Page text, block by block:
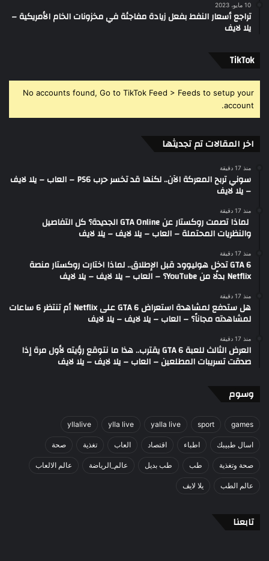
10 مايو، 2023
تراجع أسعار النفط بفعل زيادة مفاجئة في مخزونات الخام الأمريكية –
يلا لايف
‫TikTok
No accounts found, Go to TikTok Feed > Feeds to setup your
account.
اخر المقالات تم تجديثها
منذ 17 دقيقة
سوني تربح المعركة الآن.. لكنها قد تخسر حرب PS6 – العاب – يلا لايف
– يلا لايف
منذ 17 دقيقة
لماذا تصمت روكستار عن GTA Online الجديدة؟ كل التفاصيل
والنظريات المحتملة – العاب – يلا لايف – يلا لايف
منذ 17 دقيقة
GTA 6 تدخل هوليوود قبل الإطلاق.. لماذا اختارت روكستار منصة
Netflix بدلًا من YouTube؟ – العاب – يلا لايف – يلا لايف
منذ 17 دقيقة
هل ستدفع لمشاهدة استعراض GTA 6 على Netflix أم تنتظر 6 ساعات
لمشاهدته مجاناً؟ – العاب – يلا لايف – يلا لايف
منذ 17 دقيقة
العرض الثالث للعبة GTA 6 يقترب.. هذا ما نتوقع رؤيته لأول مرة إذا
صدقت تسريبات المطلعين – العاب – يلا لايف – يلا لايف
وسوم
games
sport
yalla live
ylla live
yllalive
اسال طبيبك اطباء اقتصاد العاب تغذية صحة
صحة وتغذية طب طب بديل عالم_الرياضة عالم الالعاب
عالم الطب يلا لايف
تابعنا